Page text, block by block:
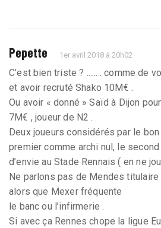
Pepette 1er avril 2018 à 20h02
C’est bien triste ? ........ comme de
et avoir recruté Shako 10M€ .
Ou avoir « donné » Saïd à Dijon
7M€ , joueur de N2 .
Deux joueurs considérés par le
premier comme archi nul, le
d’envie au Stade Rennais ( en ne
Ne parlons pas de Mendes titulaire
alors que Mexer fréquente
le banc ou l’infirmerie .
Si avec ça Rennes chope la ligue